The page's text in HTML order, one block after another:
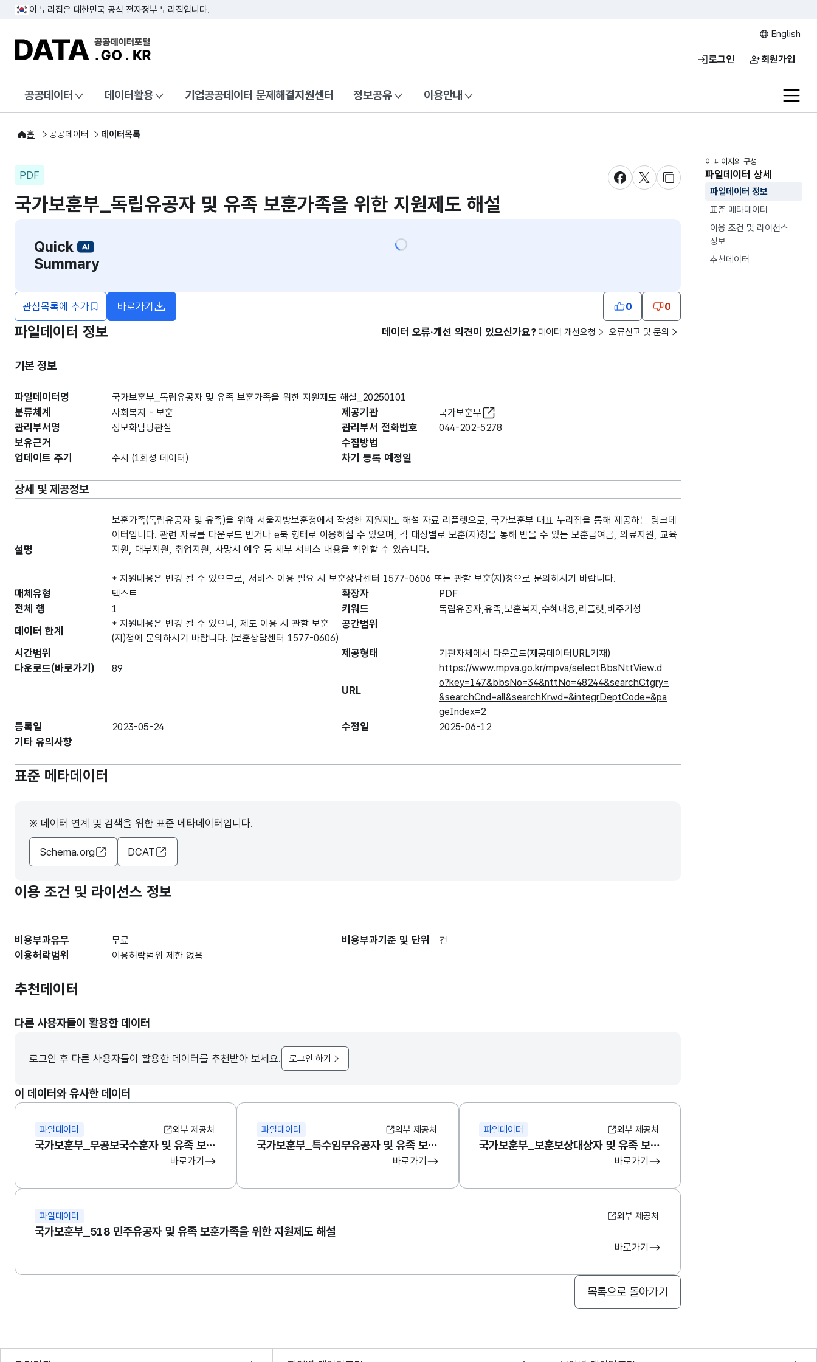
이 누리집은 대한민국 공식 전자정부 누리집입니다.
DATA.GO.KR 공공데이터포털
English
로그인 회원가입
전체
공공데이터 데이터활용 기업공공데이터 문제해결지원센터 정보공유 이용안내
홈 공공데이터 데이터목록
PDF
새창 열림새창 열림새창 열림
국가보훈부_독립유공자 및 유족 보훈가족을 위한 지원제도 해설
Quick
Summary
관심목록에 추가
새창열림
바로가기 0 0
이 페이지의 구성
파일데이터 상세
파일데이터 정보
표준 메타데이터
이용 조건 및 라이선스
정보
추천데이터
파일데이터 정보 데이터 오류·개선 의견이 있으신가요? 데이터 개선요청 오류신고 및 문의
기본 정보
파일데이터명 국가보훈부_독립유공자 및 유족 보훈가족을 위한 지원제도 해설_20250101
분류체계 사회복지 - 보훈 제공기관 국가보훈부
관리부서명 정보화담당관실 관리부서 전화번호 044-202-5278
보유근거
수집방법
업데이트 주기
수시 (1회성 데이터) 차기 등록 예정일
상세 및 제공정보
설명
보훈가족(독립유공자 및 유족)을 위해 서울지방보훈청에서 작성한 지원제도 해설 자료 리플렛으로, 국가보훈부 대표 누리집을 통해 제공하는 링크데
이터입니다. 관련 자료를 다운로드 받거나 e북 형태로 이용하실 수 있으며, 각 대상별로 보훈(지)청을 통해 받을 수 있는 보훈급여금, 의료지원, 교육
지원, 대부지원, 취업지원, 사망시 예우 등 세부 서비스 내용을 확인할 수 있습니다.
* 지원내용은 변경 될 수 있으므로, 서비스 이용 필요 시 보훈상담센터 1577-0606 또는 관할 보훈(지)청으로 문의하시기 바랍니다.
매체유형 텍스트 확장자 PDF
전체 행 1 키워드 독립유공자,유족,보훈복지,수혜내용,리플렛,비주기성
데이터 한계
* 지원내용은 변경 될 수 있으니, 제도 이용 시 관할 보훈
(지)청에 문의하시기 바랍니다. (보훈상담센터 1577-0606)
공간범위
시간범위 제공형태 기관자체에서 다운로드(제공데이터URL기재)
다운로드(바로가기) 89
URL
https://www.mpva.go.kr/mpva/selectBbsNttView.d
o?key=147&bbsNo=34&nttNo=48244&searchCtgry=
&searchCnd=all&searchKrwd=&integrDeptCode=&pa
geIndex=2
등록일 2023-05-24 수정일 2025-06-12
기타 유의사항
표준 메타데이터
※ 데이터 연계 및 검색을 위한 표준 메타데이터입니다.
Schema.org DCAT
이용 조건 및 라이선스 정보
비용부과유무 무료 비용부과기준 및 단위 건
이용허락범위 이용허락범위 제한 없음
추천데이터
다른 사용자들이 활용한 데이터
로그인 후 다른 사용자들이 활용한 데이터를 추천받아 보세요. 로그인 하기
이 데이터와 유사한 데이터
파일데이터 외부 제공처
국가보훈부_무공보국수훈자 및 유족 보훈가족을 위한 지원제도 해설
바로가기
파일데이터 외부 제공처
국가보훈부_특수임무유공자 및 유족 보훈가족을 위한 지원제도 해설
바로가기
파일데이터 외부 제공처
국가보훈부_보훈보상대상자 및 유족 보훈가족을 위한 지원제도 해설
바로가기
파일데이터 외부 제공처
국가보훈부_518 민주유공자 및 유족 보훈가족을 위한 지원제도 해설
바로가기
목록으로 돌아가기